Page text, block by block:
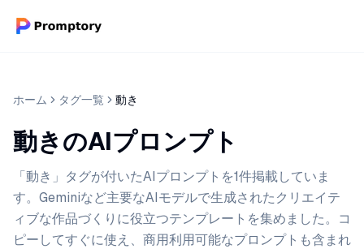
ホーム タグ一覧 動き
動きのAIプロンプト
「動き」タグが付いたAIプロンプトを1件掲載していま
す。Geminiなど主要なAIモデルで生成されたクリエイテ
ィブな作品づくりに役立つテンプレートを集めました。コ
ピーしてすぐに使え、商用利用可能なプロンプトも含まれ